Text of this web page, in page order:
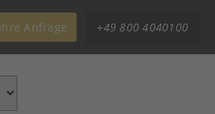
Ihre Anfrage +49 800 4040100